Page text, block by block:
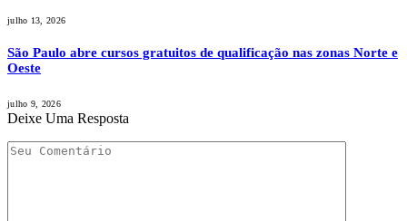
julho 13, 2026
São Paulo abre cursos gratuitos de qualificação nas zonas Norte e
Oeste
julho 9, 2026
Deixe Uma Resposta